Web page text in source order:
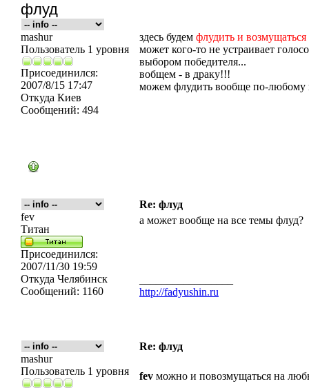
флуд
mashur
Пользователь 1 уровня
Присоединился:
2007/8/15 17:47
Откуда Киев
Сообщений: 494
здесь будем флудить и возмущаться
может кого-то не устраивает
выбором победителя...
вобщем - в драку!!!
можем флудить вообще по-любому
Re: флуд
fev
Титан
Присоединился:
2007/11/30 19:59
Откуда Челябинск
Сообщений: 1160
а может вообще на все темы флуд?
http://fadyushin.ru
Re: флуд
mashur
Пользователь 1 уровня
fev можно и повозмущаться на